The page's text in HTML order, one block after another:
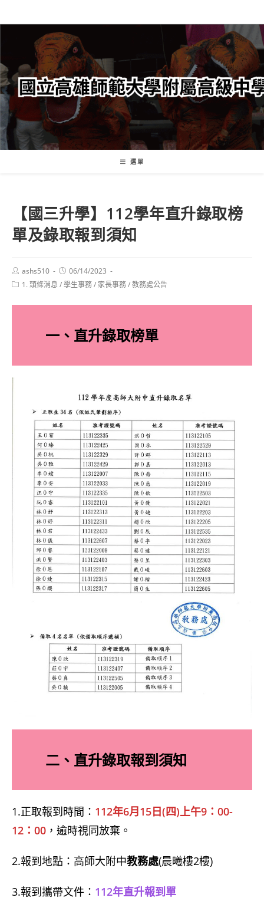
轉
要
內
容
選單
【國三升學】112學年直升錄取榜
單及錄取報到須知
Post
author:
ashs510
Post
published:
06/14/2023
Post1. 頭條消息 /學生事務/ 家長事務/教務處公告
一、直升錄取榜單
二、直升錄取報到須知
1.正取報到時間： 112年6月15日(四)上午9：00-
12：00 ，逾時視同放棄。
2.報到地點：高師大附中教務處(晨曦樓2樓)
3.報到攜帶文件： 112年直升報到單